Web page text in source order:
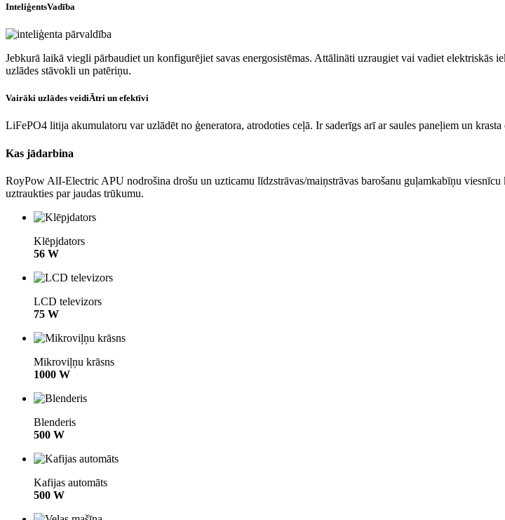
InteliģentsVadība
Jebkurā laikā viegli pārbaudiet un konfigurējiet savas energosistēmas. Attālināti uzraugiet vai vadiet elektriskās
uzlādes stāvokli un patēriņu.
Vairāki uzlādes veidiĀtri un efektīvi
LiFePO4 litija akumulatoru var uzlādēt no ģeneratora, atrodoties ceļā. Ir saderīgs arī ar saules paneļiem un
Kas jādarbina
RoyPow AlI-Electric APU nodrošina drošu un uzticamu līdzstrāvas/maiņstrāvas barošanu guļamkabīņu
uztraukties par jaudas trūkumu.
Klēpjdators
56 W
LCD televizors
75 W
Mikroviļņu krāsns
1000 W
Blenderis
500 W
Kafijas automāts
500 W